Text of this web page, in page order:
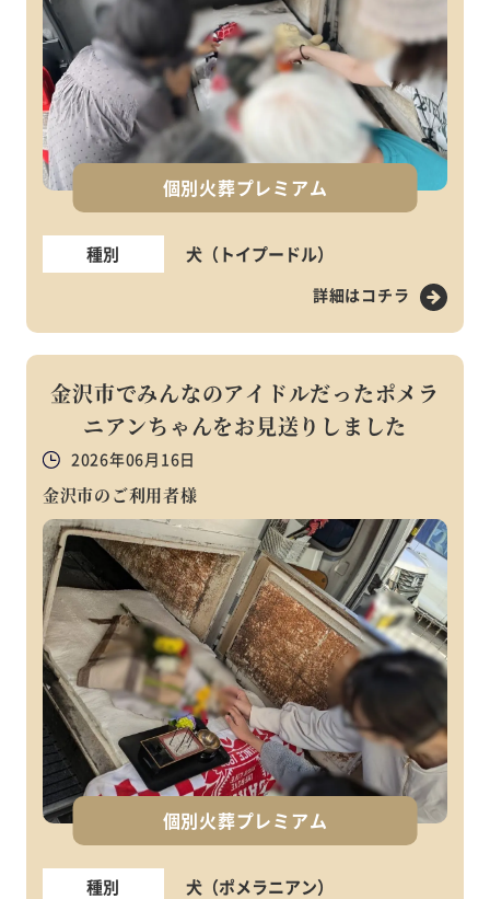
個別火葬プレミアム
種別 犬（トイプードル）
詳細はコチラ
金沢市でみんなのアイドルだったポメラ
ニアンちゃんをお見送りしました
2026年06月16日
金沢市のご利用者様
個別火葬プレミアム
種別 犬（ポメラニアン）